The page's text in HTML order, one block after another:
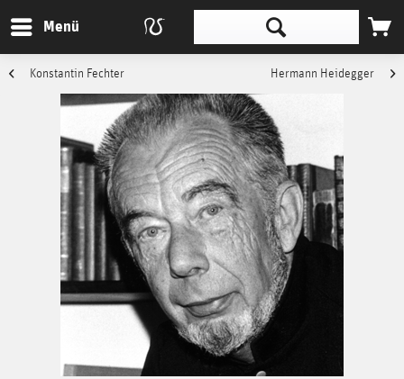
Menü
Konstantin Fechter Hermann Heidegger